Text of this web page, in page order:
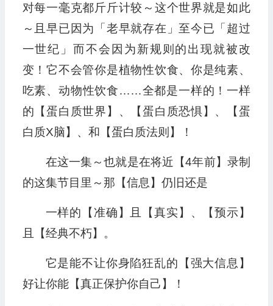
对每一毫克都斤斤计较～这个世界就是如此
～且早已因为「老早就存在」至今已「超过
一世纪」而不会因为新规则的出现就被改
变！它不会管你是植物性饮食、你是纯素、
吃素、动物性饮食……全都是一样的！一样
的【蛋白质世界】、【蛋白质恐惧】、【蛋
白质X脑】、和【蛋白质法则】！
在这一集～也就是在将近【4年前】录制
的这集节目里～那【信息】仍旧还是
一样的【准确】且【真实】、【预示】
且【经典不朽】。
它是能不让你身陷狂乱的【强大信息】
好让你能【真正保护你自己】！